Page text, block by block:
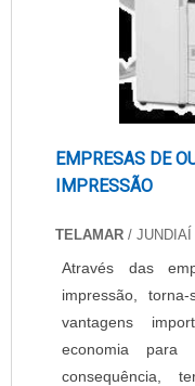
EMPRESAS DE
IMPRESSÃO
TELAMAR / JUNDIAÍ
Através das
impressão,
vantagens
economia
consequência,